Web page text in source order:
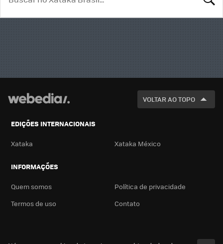
VOLTAR AO TOPO
EDIÇÕES INTERNACIONAIS
Xataka Xataka México
INFORMAÇÕES
Quem somos
Política de privacidade
Termos de uso
Contato